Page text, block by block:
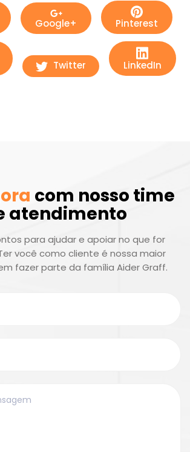
Google+ Pinterest
Twitter LinkedIn
com nosso time
atendimento
para ajudar e apoiar no que for
você como cliente é nossa maior
fazer parte da família Aider Graff.